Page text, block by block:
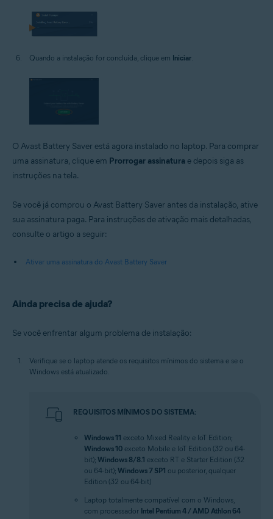
Quando a instalação for concluída, clique em Iniciar
O Avast Battery Saver está agora instalado no laptop. Para comprar
uma assinatura, clique em Prorrogar assinatura e depois siga as
instruções na tela.
Se você já comprou o Avast Battery Saver antes da instalação, ative
sua assinatura paga. Para instruções de ativação mais detalhadas,
consulte o artigo a seguir:
Ativar uma assinatura do Avast Battery Saver
Ainda precisa de ajuda?
Se você enfrentar algum problema de instalação:
Verifique se o laptop atende os requisitos mínimos do sistema e se o
Windows está atualizado.
REQUISITOS MÍNIMOS DO SISTEMA:
Windows 11 exceto Mixed Reality e IoT Edition;
Windows 10 exceto Mobile e IoT Edition (32 ou 64-
bit); Windows 8/8.1 exceto RT e Starter Edition (32
ou 64-bit); Windows 7 SP1 ou posterior, qualquer
Edition (32 ou 64-bit)
Laptop totalmente compatível com o Windows,
com processador Intel Pentium 4 / AMD Athlon 64